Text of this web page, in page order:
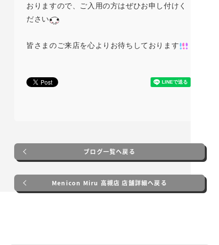
おりますので、ご入用の方はぜひお申し付けく
ださい
皆さまのご来店を心よりお待ちしております
ブログ一覧へ戻る
Menicon Miru 高槻店 店舗詳細へ戻る